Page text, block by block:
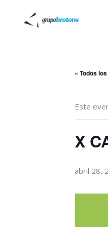
« Todos
Este
X
abril 28,